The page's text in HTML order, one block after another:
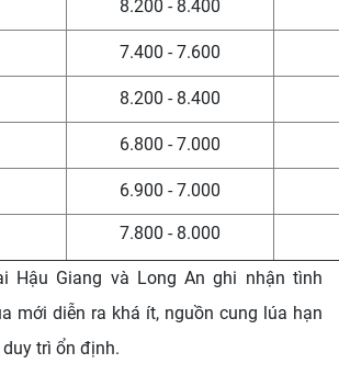
8.200 - 8.400
7.400 - 7.600
8.200 - 8.400
6.800 - 7.000
6.900 - 7.000
7.800 - 8.000
Hậu Giang và Long An ghi nhận tình
mới diễn ra khá ít, nguồn cung lúa hạn
trì ổn định.